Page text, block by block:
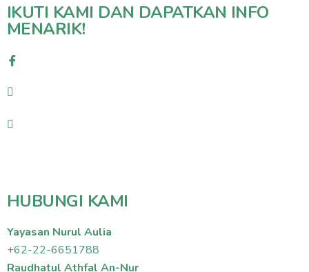
IKUTI KAMI DAN DAPATKAN INFO
MENARIK!
HUBUNGI KAMI
Yayasan Nurul Aulia
+62-22-6651788
Raudhatul Athfal An-Nur